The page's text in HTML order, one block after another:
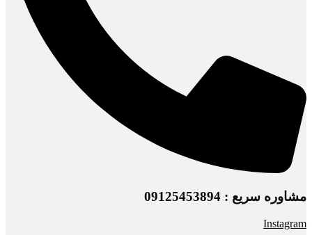
مشاوره سریع : 09125453894
Instagram